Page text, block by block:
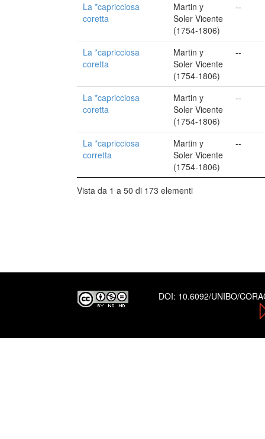
La *capricciosa
coretta
Martin y
Soler Vicente
(1754-1806)
--
La *capricciosa
coretta
Martin y
Soler Vicente
(1754-1806)
--
La *capricciosa
coretta
Martin y
Soler Vicente
(1754-1806)
--
La *capricciosa
corretta
Martin y
Soler Vicente
(1754-1806)
--
Vista da 1 a 50 di 173 elementi
DOI: 10.6092/UNIBO/